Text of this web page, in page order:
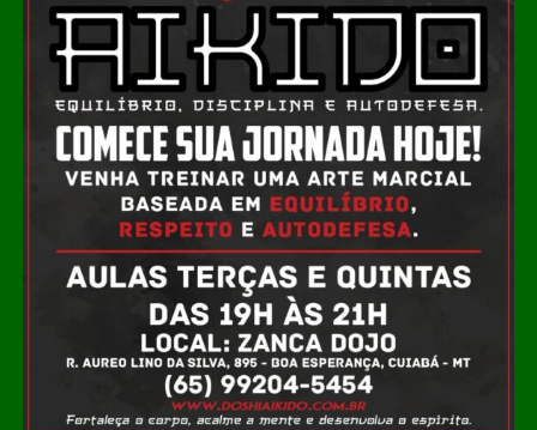
WhatsApp
Facebook
Messenger
LinkedIn
Leia Também: Prefeitura de Cuiabá
lança obras de asfalto no Residencial